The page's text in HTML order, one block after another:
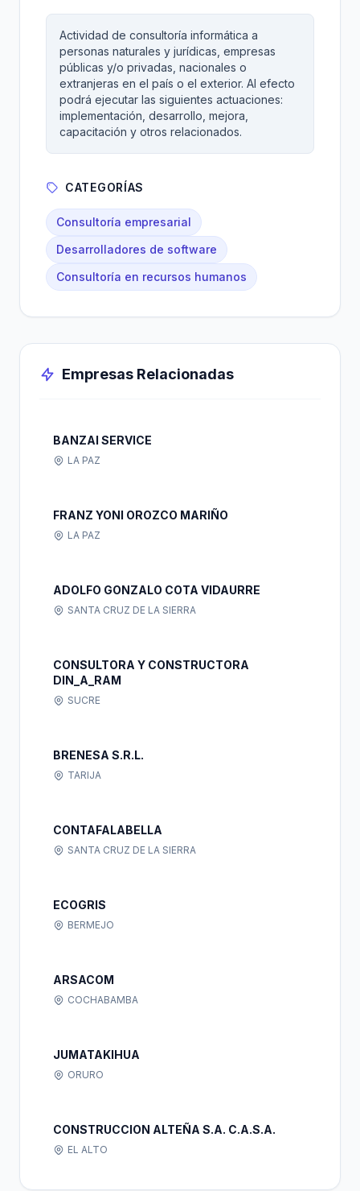
Actividad de consultoría informática a
personas naturales y jurídicas, empresas
públicas y/o privadas, nacionales o
extranjeras en el país o el exterior. Al efecto
podrá ejecutar las siguientes actuaciones:
implementación, desarrollo, mejora,
capacitación y otros relacionados.
CATEGORÍAS
Consultoría empresarial
Desarrolladores de software
Consultoría en recursos humanos
Empresas Relacionadas
BANZAI SERVICE
LA PAZ
FRANZ YONI OROZCO MARIÑO
LA PAZ
ADOLFO GONZALO COTA VIDAURRE
SANTA CRUZ DE LA SIERRA
CONSULTORA Y CONSTRUCTORA
DIN_A_RAM
SUCRE
BRENESA S.R.L.
TARIJA
CONTAFALABELLA
SANTA CRUZ DE LA SIERRA
ECOGRIS
BERMEJO
ARSACOM
COCHABAMBA
JUMATAKIHUA
ORURO
CONSTRUCCION ALTEÑA S.A. C.A.S.A.
EL ALTO